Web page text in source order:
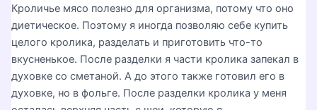
Кроличье мясо полезно для организма, потому что оно
диетическое. Поэтому я иногда позволяю себе купить
целого кролика, разделать и приготовить что-то
вкусненькое. После разделки я части кролика запекал в
духовке со сметаной. А до этого также готовил его в
духовке, но в фольге. После разделки кролика у меня